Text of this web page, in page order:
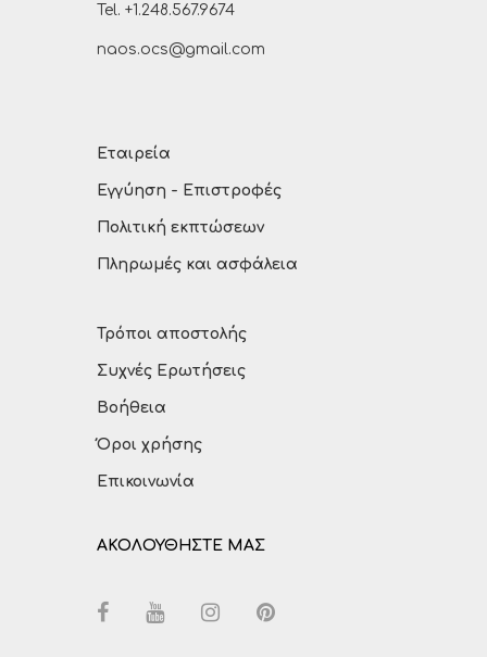
Tel. +1.248.567.9674
naos.ocs@gmail.com
Εταιρεία
Εγγύηση - Επιστροφές
Πολιτική εκπτώσεων
Πληρωμές και ασφάλεια
Τρόποι αποστολής
Συχνές Ερωτήσεις
Βοήθεια
Όροι χρήσης
Επικοινωνία
ΑΚΟΛΟΥΘΗΣΤΕ ΜΑΣ